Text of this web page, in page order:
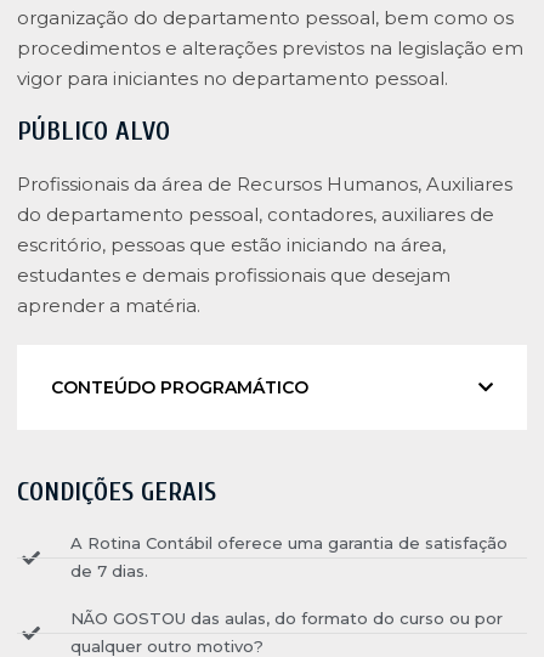
organização do departamento pessoal, bem como os
procedimentos e alterações previstos na legislação em
vigor para iniciantes no departamento pessoal.
PÚBLICO ALVO
Profissionais da área de Recursos Humanos, Auxiliares
do departamento pessoal, contadores, auxiliares de
escritório, pessoas que estão iniciando na área,
estudantes e demais profissionais que desejam
aprender a matéria.
CONTEÚDO PROGRAMÁTICO
CONDIÇÕES GERAIS
A Rotina Contábil oferece uma garantia de satisfação
de 7 dias.
NÃO GOSTOU das aulas, do formato do curso ou por
qualquer outro motivo?